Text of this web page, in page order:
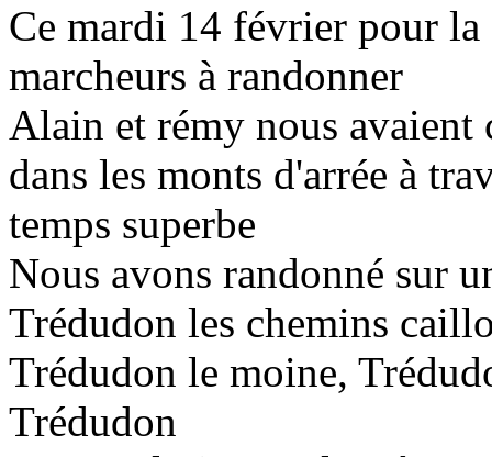
Ce mardi 14 février pour
marcheurs à randonner
Alain et rémy nous
dans les monts d'arrée à
temps superbe
Nous avons randonné sur
Trédudon les chemins
Trédudon le moine,
Trédudon